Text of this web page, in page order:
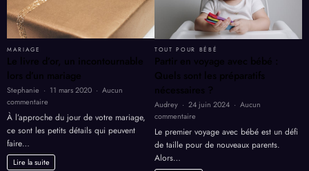
MARIAGE
Le livre d’or, un incontournable
lors d’un mariage
Stephanie 11 mars 2020
Aucun
commentairesur
Le
d’or,
À l’approche du jour de votre mariage,
ce sont les petits détails qui peuvent
TOUT POUR BÉBÉ
Partir en voyage avec bébé :
Quels sont les préparatifs
nécessaires ?
Audrey 24 juin 2024
Aucun
commentairesur
Le premier voyage avec bébé est un défi